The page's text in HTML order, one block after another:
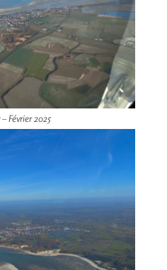
Février 2025